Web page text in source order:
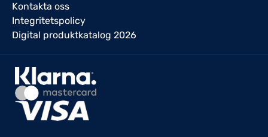
Kontakta oss
Integritetspolicy
Digital produktkatalog 2026